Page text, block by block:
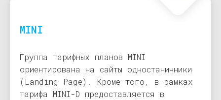
MINI
Группа тарифных планов MINI
ориентирована на сайты одностаничники
(Landing Page). Кроме того, в рамках
тарифа MINI-D предоставляется в